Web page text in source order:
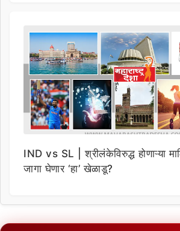
IND vs SL | श्रीलंकेविरुद्ध होणाऱ्या
जागा घेणार ‘हा’ खेळाडू?